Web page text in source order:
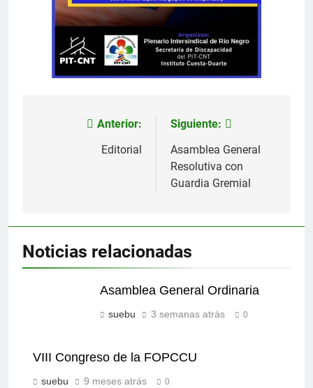
Navegación
Anterior:
Editorial
Siguiente:
Asamblea General
Resolutiva con
Guardia Gremial
Noticias relacionadas
Asamblea General Ordinaria
suebu 3 semanas atrás 0
VIII Congreso de la FOPCCU
suebu 9 meses atrás 0